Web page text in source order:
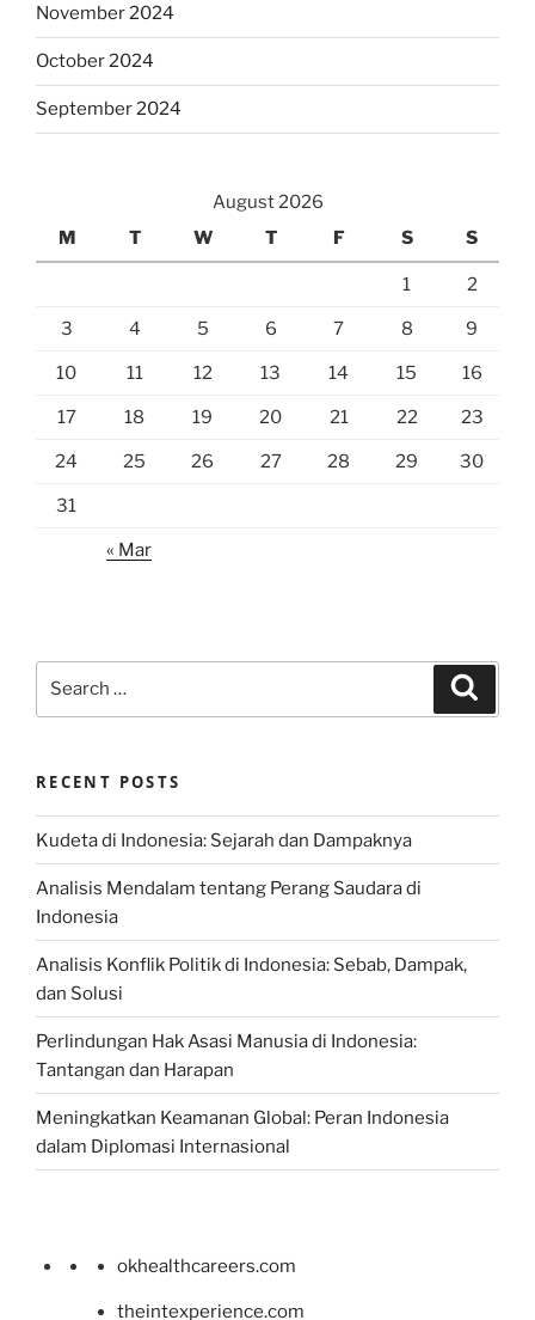
November 2024
October 2024
September 2024
August 2026
M
T W T F S S
1 2
3 4 5 6 7 8 9
10 11 12 13 14 15 16
17 18 19 20 21 22 23
24 25 26 27 28 29 30
31
« Mar
RECENT POSTS
Kudeta di Indonesia: Sejarah dan Dampaknya
Analisis Mendalam tentang Perang Saudara di
Indonesia
Analisis Konflik Politik di Indonesia: Sebab, Dampak,
dan Solusi
Perlindungan Hak Asasi Manusia di Indonesia:
Tantangan dan Harapan
Meningkatkan Keamanan Global: Peran Indonesia
dalam Diplomasi Internasional
okhealthcareers.com
theintexperience.com